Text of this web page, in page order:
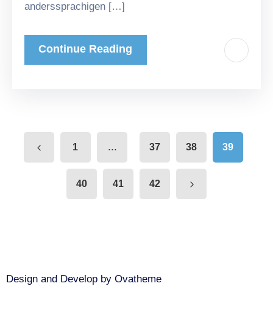
anderssprachigen […]
Continue Reading
1 ... 37 38 39
40 41 42
Design and Develop by Ovatheme